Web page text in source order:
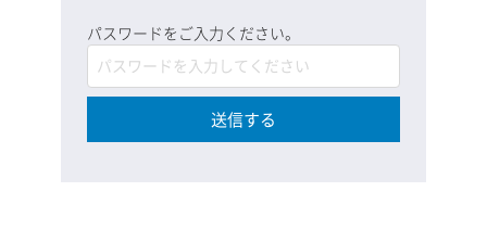
パスワードをご入力ください。
送信する